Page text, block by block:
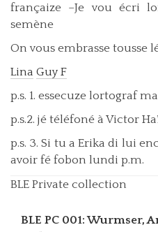
françaize –Je vou écri
semène
On vous embrasse tousse
Lina Guy F
p.s. 1. essecuze lortograf
p.s.2. jé téléfoné à Victor
p.s. 3. Si tu a Erika di lui
avoir fé fobon lundi p.m.
BLE Private collection
BLE PC 001: Wurmser,